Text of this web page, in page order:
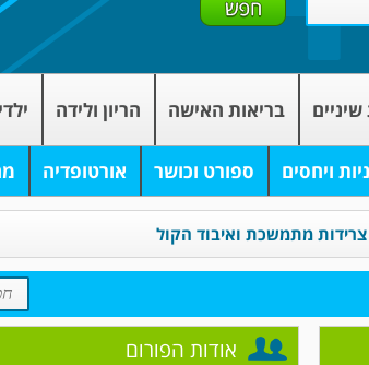
בריאות האישה הריון ולידה
ויחסים ספורט וכושר אורטופדיה
צרידות מתמשכת ואיבוד הקול
אודות הפורום